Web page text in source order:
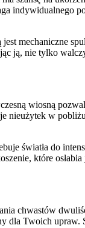
indywidualnego
mechaniczne
ją, nie tylko
wiosną
nieużytek w
światła do
które
chwastów
dla Twoich